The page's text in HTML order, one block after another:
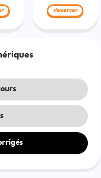
s'exercer